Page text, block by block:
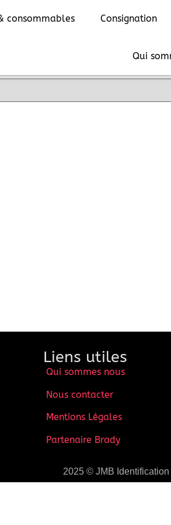
consommables Consignation
Qui
Liens utiles
Qui sommes nous
Nous contacter
Mentions Légales
Partenaire Brady
2025 © JMB